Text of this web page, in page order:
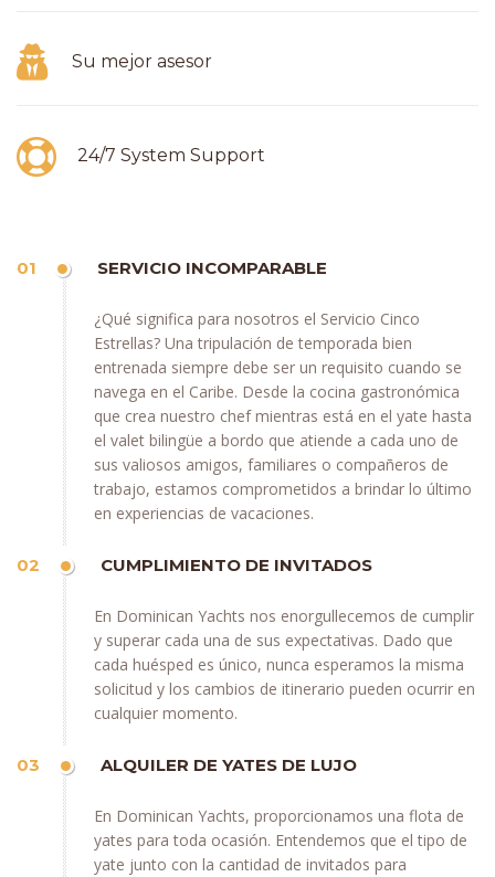
Su mejor asesor
24/7 System Support
01 SERVICIO INCOMPARABLE
¿Qué significa para nosotros el Servicio Cinco
Estrellas? Una tripulación de temporada bien
entrenada siempre debe ser un requisito cuando se
navega en el Caribe. Desde la cocina gastronómica
que crea nuestro chef mientras está en el yate hasta
el valet bilingüe a bordo que atiende a cada uno de
sus valiosos amigos, familiares o compañeros de
trabajo, estamos comprometidos a brindar lo último
en experiencias de vacaciones.
02 CUMPLIMIENTO DE INVITADOS
En Dominican Yachts nos enorgullecemos de cumplir
y superar cada una de sus expectativas. Dado que
cada huésped es único, nunca esperamos la misma
solicitud y los cambios de itinerario pueden ocurrir en
cualquier momento.
03 ALQUILER DE YATES DE LUJO
En Dominican Yachts, proporcionamos una flota de
yates para toda ocasión. Entendemos que el tipo de
yate junto con la cantidad de invitados para